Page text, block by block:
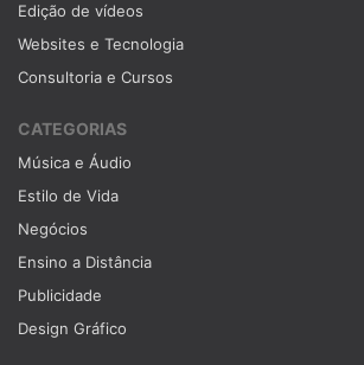
Edição de vídeos
Websites e Tecnologia
Consultoria e Cursos
CATEGORIAS
Música e Áudio
Estilo de Vida
Negócios
Ensino a Distância
Publicidade
Design Gráfico